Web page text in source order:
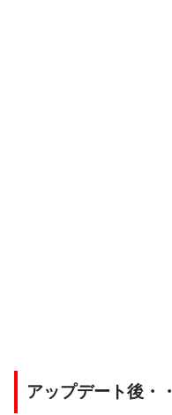
アップデート後・・